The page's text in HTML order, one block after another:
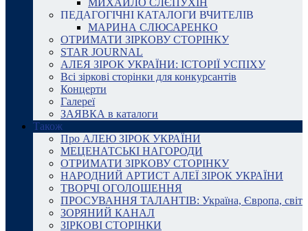
МИХАЙЛО СЛЄПУХІН
ПЕДАГОГІЧНІ КАТАЛОГИ ВЧИТЕЛІВ
МАРИНА СЛЮСАРЕНКО
ОТРИМАТИ ЗІРКОВУ СТОРІНКУ
STAR JOURNAL
АЛЕЯ ЗІРОК УКРАЇНИ: ІСТОРІЇ УСПІХУ
Всі зіркові сторінки для конкурсантів
Концерти
Галереї
ЗАЯВКА в каталоги
Також
Про АЛЕЮ ЗІРОК УКРАЇНИ
МЕЦЕНАТСЬКІ НАГОРОДИ
ОТРИМАТИ ЗІРКОВУ СТОРІНКУ
НАРОДНИЙ АРТИСТ АЛЕЇ ЗІРОК УКРАЇНИ
ТВОРЧІ ОГОЛОШЕННЯ
ПРОСУВАННЯ ТАЛАНТІВ: Україна, Європа, світ
ЗОРЯНИЙ КАНАЛ
ЗІРКОВІ СТОРІНКИ